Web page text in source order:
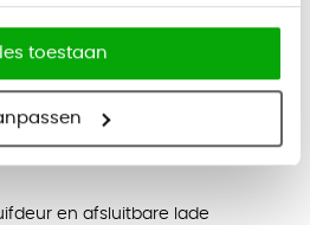
toestaan
met elektrische zit-sta functie
van 76 tot 130 cm
voor opgeslagen
en afsluitbare lade